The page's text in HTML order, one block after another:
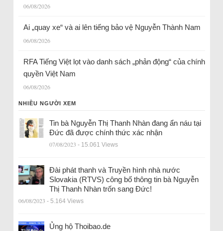
06/08/2026
Ai „quay xe“ và ai lên tiếng bảo vệ Nguyễn Thành Nam
06/08/2026
RFA Tiếng Việt lọt vào danh sách „phản động“ của chính
quyền Việt Nam
06/08/2026
NHIỀU NGƯỜI XEM
Tin bà Nguyễn Thị Thanh Nhàn đang ẩn náu tại
Đức đã được chính thức xác nhận
07/08/2023 - 15.061 Views
Đài phát thanh và Truyền hình nhà nước
Slovakia (RTVS) công bố thông tin bà Nguyễn
Thị Thanh Nhàn trốn sang Đức!
06/08/2023 - 5.164 Views
Ủng hộ Thoibao.de